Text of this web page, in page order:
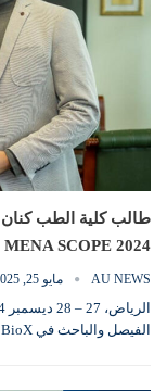
طالب كلية الطب كنان
MENA SCOPE 2024
AU NEWS مايو 25, 2025
الفيصل والباحث في BioX كنان علاء بدران بالمركز…